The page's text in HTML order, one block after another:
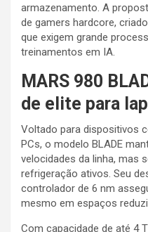
armazenamento. A
de gamers hardcore,
que exigem grande
treinamentos em IA.
MARS 980
de elite para
Voltado para dispositivos
PCs, o modelo BLADE
velocidades da linha, mas
refrigeração ativos. Seu
controlador de 6 nm
mesmo em espaços
Com capacidade de até 4